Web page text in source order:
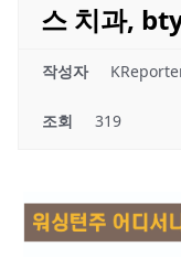
스 치과,
작성자
조회 319